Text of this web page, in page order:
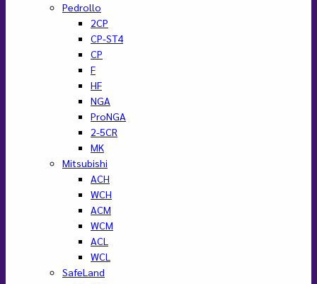
Pedrollo
2CP
CP-ST4
CP
F
HF
NGA
ProNGA
2-5CR
MK
Mitsubishi
ACH
WCH
ACM
WCM
ACL
WCL
SafeLand